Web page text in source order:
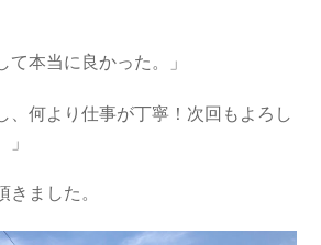
て本当に良かった。」
、何より仕事が丁寧！次回もよろし
きました。